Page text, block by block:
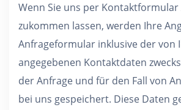
Wenn Sie uns per Kontaktformular
zukommen lassen, werden Ihre
Anfrageformular inklusive der von
angegebenen Kontaktdaten
der Anfrage und für den Fall von
bei uns gespeichert. Diese Daten